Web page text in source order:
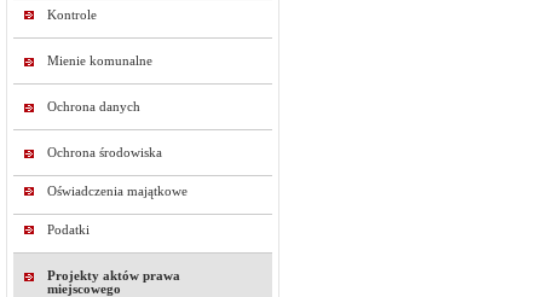
Kontrole
Mienie komunalne
Ochrona danych
Ochrona środowiska
Oświadczenia majątkowe
Podatki
Projekty aktów prawa
miejscowego